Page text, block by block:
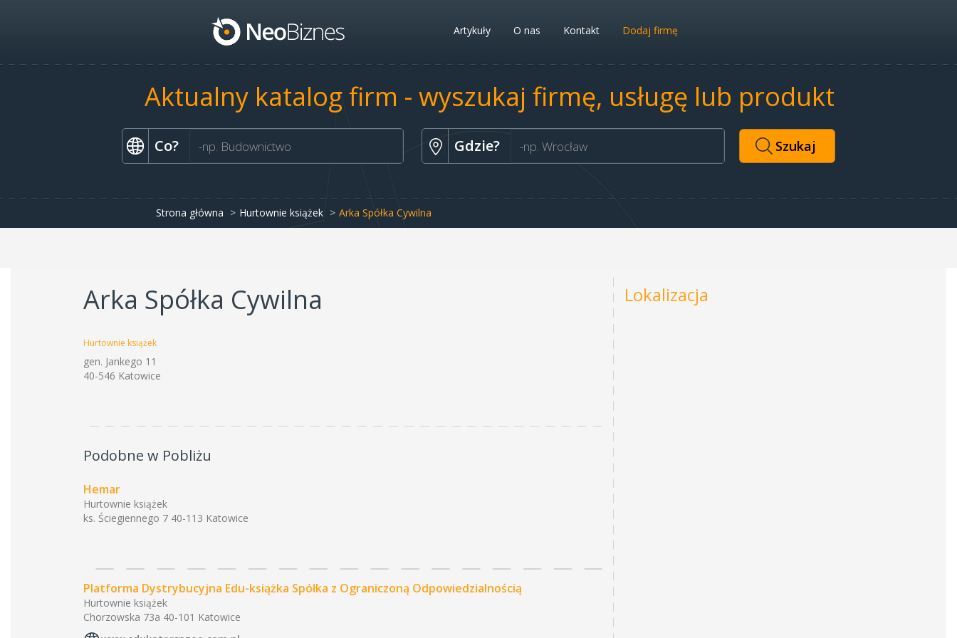
Artykuły O nas Kontakt Dodaj firmę
Aktualny katalog firm - wyszukaj firmę, usługę lub produkt
Co? Gdzie?
Strona główna Hurtownie książek Arka Spółka Cywilna
Arka Spółka Cywilna
Hurtownie książek
gen. Jankego 11
40-546 Katowice
Podobne w Pobliżu
Hemar
Hurtownie książek
ks. Ściegiennego 7 40-113 Katowice
Platforma Dystrybucyjna Edu-książka Spółka z Ograniczoną Odpowiedzialnością
Hurtownie książek
Chorzowska 73a 40-101 Katowice
Lokalizacja